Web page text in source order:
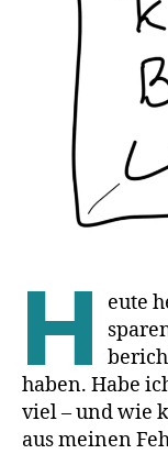
H
eute
haben. Habe
viel – und wie
aus meinen